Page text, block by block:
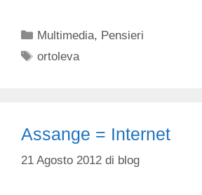
Categorie
Multimedia, Pensieri
Tag
ortoleva
Assange = Internet
21 Agosto 2012 di blog